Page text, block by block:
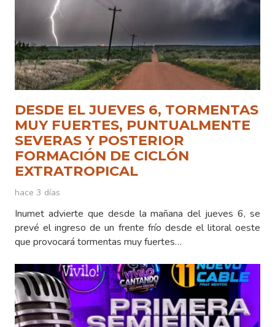
DESDE EL JUEVES 6, TORMENTAS
MUY FUERTES, PUNTUALMENTE
SEVERAS Y POSTERIOR
FORMACIÓN DE CICLÓN
EXTRATROPICAL
hace 3 días
Inumet advierte que desde la mañana del jueves 6, se
prevé el ingreso de un frente frío desde el litoral oeste
que provocará tormentas muy fuertes…